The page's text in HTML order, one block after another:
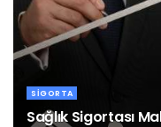
SIGORTA
Sağlık Sigortası